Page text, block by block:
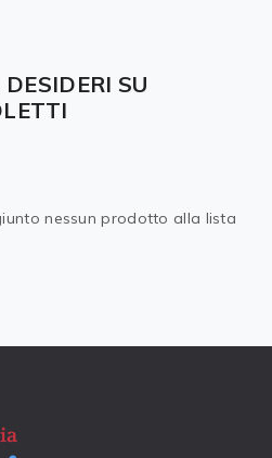
SU
nessun prodotto alla lista